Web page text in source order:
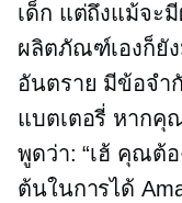
เด็ก แต่ถึงแม้จะ
ผลิตภัณฑ์เองก็ยั
อันตราย มีข้อจำ
แบตเตอรี่ หากคุ
พูดว่า: “เฮ้ คุณต้อ
ต้นในการได้